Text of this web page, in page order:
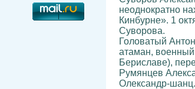
неоднократно
Кинбурне». 1
Суворова.
Головатый
атаман,
Бериславе),
Румянцев
Олександр-шанц.